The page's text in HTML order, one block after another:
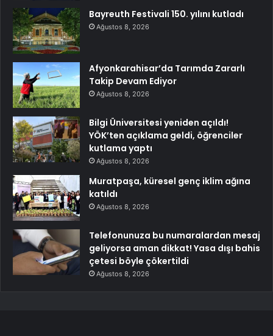
Bayreuth Festivali 150. yılını kutladı
Ağustos 8, 2026
Afyonkarahisar’da Tarımda Zararlı
Takip Devam Ediyor
Ağustos 8, 2026
Bilgi Üniversitesi yeniden açıldı!
YÖK’ten açıklama geldi, öğrenciler
kutlama yaptı
Ağustos 8, 2026
Muratpaşa, küresel genç iklim ağına
katıldı
Ağustos 8, 2026
Telefonunuza bu numaralardan mesaj
geliyorsa aman dikkat! Yasa dışı bahis
çetesi böyle çökertildi
Ağustos 8, 2026